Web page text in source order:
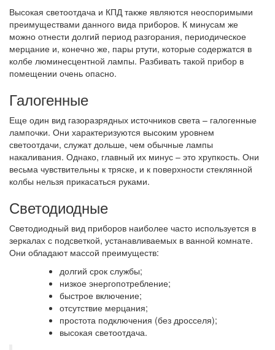
Высокая светоотдача и КПД также являются неоспоримыми
преимуществами данного вида приборов. К минусам же
можно отнести долгий период разгорания, периодическое
мерцание и, конечно же, пары ртути, которые содержатся в
колбе люминесцентной лампы. Разбивать такой прибор в
помещении очень опасно.
Галогенные
Еще один вид газоразрядных источников света – галогенные
лампочки. Они характеризуются высоким уровнем
светоотдачи, служат дольше, чем обычные лампы
накаливания. Однако, главный их минус – это хрупкость. Они
весьма чувствительны к тряске, и к поверхности стеклянной
колбы нельзя прикасаться руками.
Светодиодные
Светодиодный вид приборов наиболее часто используется в
зеркалах с подсветкой, устанавливаемых в ванной комнате.
Они обладают массой преимуществ:
долгий срок службы;
низкое энергопотребление;
быстрое включение;
отсутствие мерцания;
простота подключения (без дросселя);
высокая светоотдача.